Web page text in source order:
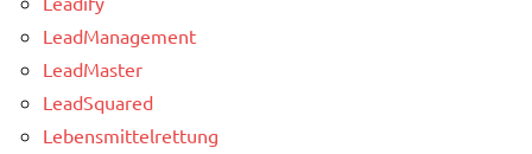
LeadManagement
LeadMaster
LeadSquared
Lebensmittelrettung